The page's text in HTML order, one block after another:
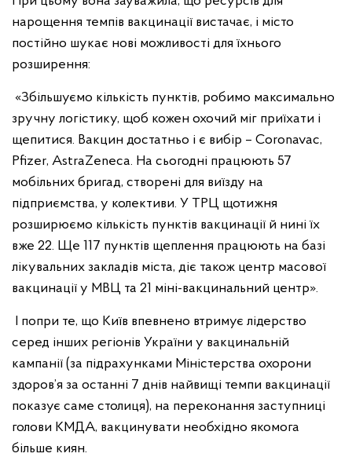
нарощення темпів вакцинації вистачає, і місто
постійно шукає нові можливості для їхнього
розширення:
«Збільшуємо кількість пунктів, робимо максимально
зручну логістику, щоб кожен охочий міг приїхати і
щепитися. Вакцин достатньо і є вибір – Coronavac,
Pfizer, AstraZenecа. На сьогодні працюють 57
мобільних бригад, створені для виїзду на
підприємства, у колективи. У ТРЦ щотижня
розширюємо кількість пунктів вакцинації й нині їх
вже 22. Ще 117 пунктів щеплення працюють на базі
лікувальних закладів міста, діє також центр масової
вакцинації у МВЦ та 21 міні-вакцинальний центр».
І попри те, що Київ впевнено втримує лідерство
серед інших регіонів України у вакцинальній
кампанії (за підрахунками Міністерства охорони
здоров’я за останні 7 днів найвищі темпи вакцинації
показує саме столиця), на переконання заступниці
голови КМДА, вакцинувати необхідно якомога
більше киян.